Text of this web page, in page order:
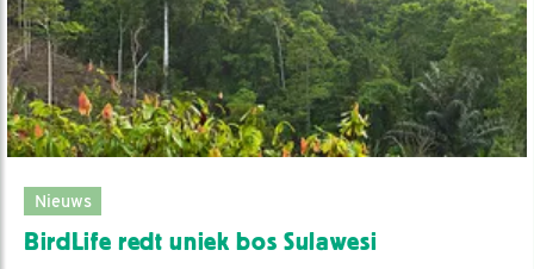
Nieuws
BirdLife redt uniek bos Sulawesi